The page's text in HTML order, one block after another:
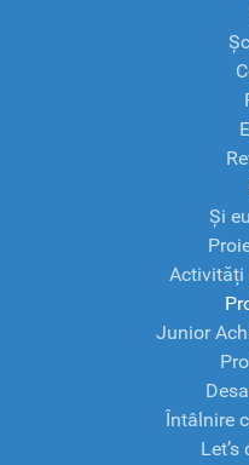
Și
Activități
Junior
Întâlnire